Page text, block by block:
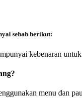
sebab berikut:
kebenaran
menu dan